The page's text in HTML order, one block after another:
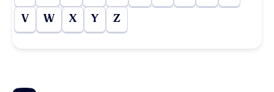
V W X Y Z